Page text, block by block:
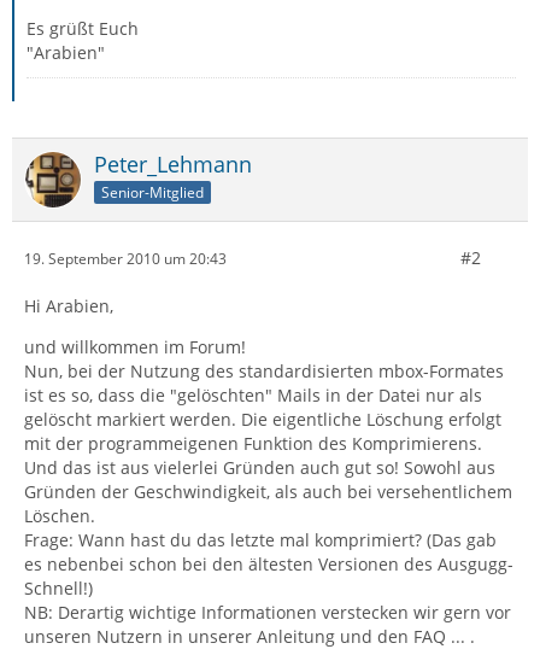
Es grüßt Euch
"Arabien"
Peter_Lehmann
Senior-Mitglied
19. September 2010 um 20:43 #2
Hi Arabien,
und willkommen im Forum!
Nun, bei der Nutzung des standardisierten mbox-Formates
ist es so, dass die "gelöschten" Mails in der Datei nur als
gelöscht markiert werden. Die eigentliche Löschung erfolgt
mit der programmeigenen Funktion des Komprimierens.
Und das ist aus vielerlei Gründen auch gut so! Sowohl aus
Gründen der Geschwindigkeit, als auch bei versehentlichem
Löschen.
Frage: Wann hast du das letzte mal komprimiert? (Das gab
es nebenbei schon bei den ältesten Versionen des Ausgugg-
Schnell!)
NB: Derartig wichtige Informationen verstecken wir gern vor
unseren Nutzern in unserer Anleitung und den FAQ ... .